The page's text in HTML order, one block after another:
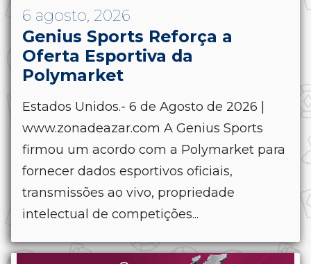
6 agosto, 2026
Genius Sports Reforça a
Oferta Esportiva da
Polymarket
Estados Unidos.- 6 de Agosto de 2026 |
www.zonadeazar.com A Genius Sports
firmou um acordo com a Polymarket para
fornecer dados esportivos oficiais,
transmissões ao vivo, propriedade
intelectual de competições...